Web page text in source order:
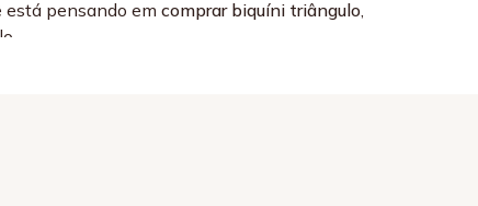
está pensando em comprar biquíni triângulo,